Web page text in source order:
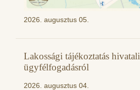
2026. augusztus 05.
Lakossági tájékoztatás hivatali
ügyfélfogadásról
2026. augusztus 04.